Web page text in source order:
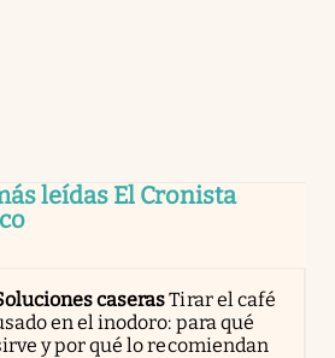
leídas El Cronista
caserasTirar el café
en el inodoro: para qué
y por qué lo recomiendan